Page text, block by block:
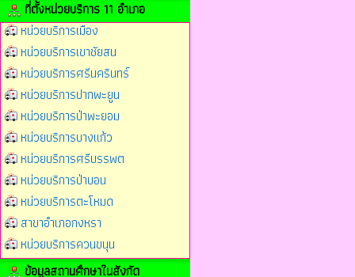
ที่ตั้งหน่วยบริการ 11 อำเภอ
หน่วยบริการเมือง
หน่วยบริการเขาชัยสน
หน่วยบริการศรีนครินทร์
หน่วยบริการปากพะยูน
หน่วยบริการป่าพะยอม
หน่วยบริการบางแก้ว
หน่วยบริการศรีบรรพต
หน่วยบริการป่าบอน
หน่วยบริการตะโหมด
สาขาอำเภอกงหรา
หน่วยบริการควนขนุน
ข้อมูลสถานศึกษาในสังกัด